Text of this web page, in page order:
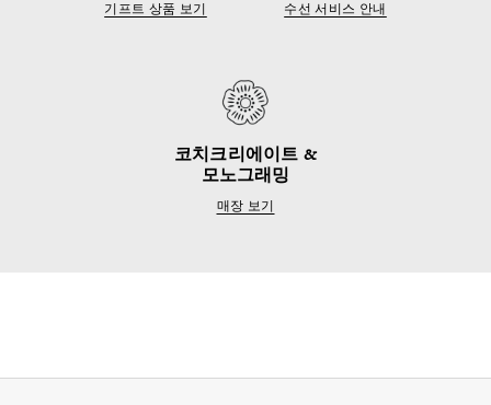
기프트 상품 보기 수선 서비스 안내
코치크리에이트 &
모노그래밍
매장 보기